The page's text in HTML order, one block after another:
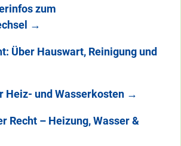
zum
→
Über Hauswart, Reinigung und
Heiz- und Wasserkosten →
Recht – Heizung, Wasser &